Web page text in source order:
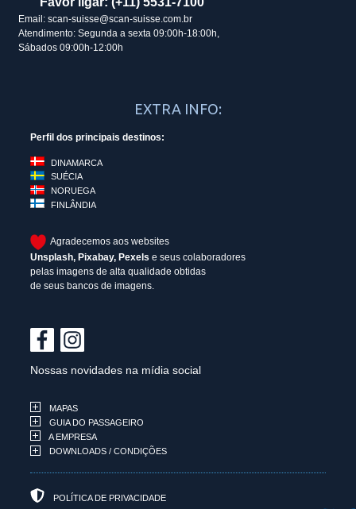
Email: scan-suisse@scan-suisse.com.br
Atendimento: Segunda a sexta 09:00h-18:00h,
Sábados 09:00h-12:00h
EXTRA INFO:
Perfil dos principais destinos:
DINAMARCA
SUÉCIA
NORUEGA
FINLÂNDIA
Agradecemos aos websites
Unsplash, Pixabay, Pexels e seus colaboradores
pelas imagens de alta qualidade obtidas
de seus bancos de imagens.
Nossas novidades na mídia social
MAPAS
GUIA DO PASSAGEIRO
A EMPRESA
DOWNLOADS / CONDIÇÕES
POLÍTICA DE PRIVACIDADE